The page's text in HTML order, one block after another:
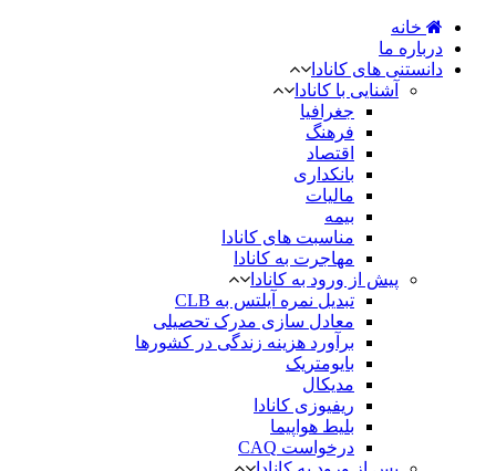
خانه
درباره ما
دانستنی های کانادا
آشنایی با کانادا
جغرافیا
فرهنگ
اقتصاد
بانکداری
مالیات
بیمه
مناسبت های کانادا
مهاجرت به کانادا
پیش از ورود به کانادا
تبدیل نمره آیلتس به CLB
معادل سازی مدرک تحصیلی
برآورد هزینه زندگی در کشورها
بایومتریک
مدیکال
ریفیوزی کانادا
بلیط هواپیما
درخواست CAQ